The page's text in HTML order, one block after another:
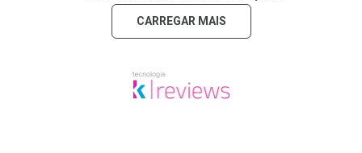
CARREGAR MAIS